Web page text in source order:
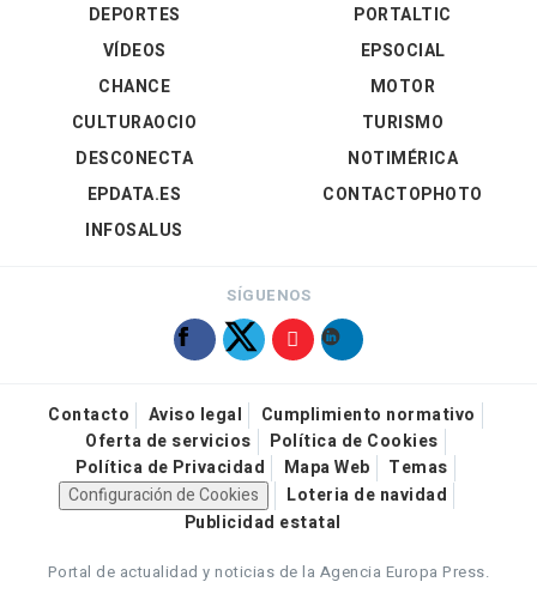
DEPORTES
VÍDEOS
PORTALTIC
EPSOCIAL
CHANCE
CULTURAOCIO
DESCONECTA
EPDATA.ES
INFOSALUS
MOTOR
TURISMO
NOTIMÉRICA
CONTACTOPHOTO
SÍGUENOS
Contacto Aviso legal
Cumplimiento normativo
Oferta de servicios
Política de Cookies
Política de Privacidad
Mapa Web
Temas
Configuración de Cookies
Loteria de navidad
Publicidad estatal
Portal de actualidad y noticias de la Agencia Europa Press.